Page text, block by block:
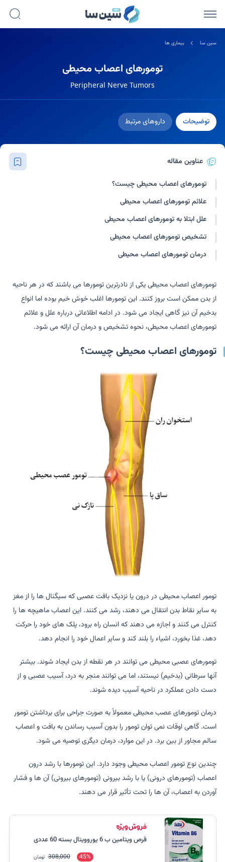
سین سا بیماری ها
تومورهای اعصاب محیطی
Peripheral Nerve Tumors
توضیحات داروهای مرتبط
عناوین مقاله
تومورهای اعصاب محیطی چیست؟
علائم تومورهای اعصاب محیطی
علل ابتلا به تومورهای اعصاب محیطی
تشخیص تومورهای اعصاب محیطی
درمان تومورهای اعصاب محیطی
تومورهای اعصاب محیطی یکی از نادرترین تومورها می باشند که در هر ناحیه
از بدن ممکن است بروز کنند. این تومورها اغلب خوش خیم بوده اما انواع
بدخیم آن نیز گاهی ایجاد می شود. در ادامه اطلاعاتی درباره علل و علائم
تومورهای اعصاب محیطی، نحوه تشخیص و درمان آن ارائه می شود.
تومورهای اعصاب محیطی چیست؟
تومور اعصاب محیطی در درون یا نزدیک بافت عصبی که سیگنال ها را از مغز
به سایر نقاط بدن انتقال می دهند، رشد می کنند. این اعصاب ماهیچه ها را
کنترل می کنند و اجازه می دهند که انسان راه برود، پلک های خود را حرکت
دهد، غذا بخورد، اشیاء را بلند کند و سایر اعمال خود را انجام دهد.
تومورهای عصبی محیطی می توانند در هر نقطه از بدن ایجاد شوند. بیشتر
آنها سرطانی (بدخیم) نیستند، اما می توانند منجر به درد، آسیب عصبی و از
دست دادن عملکرد در ناحیه آسیب دیده شوند.
درمان تومورهای عصب محیطی معمولاً به صورت جراحی برای برداشتن تومور
است. گاهی اوقات نمی توان تومور را بدون آسیب رساندن به بافت و اعصاب
سالم مجاور از بین برد. در این موارد، درمان دیگری توصیه می شود.
چندین نوع تومور اعصاب محیطی وجود دارد. این تومورها با رشد درون
اعصاب (تومورهای درونی) یا با رشد بیرونی (تومورهای بیرونی) آن ها و فشار
آوردن به اعصاب، آن ها را تحت تأثیر قرار می دهند.
قرص ویتامین ب 6 یوروویتال بسته 60 عددی
45%
308,000 تومان